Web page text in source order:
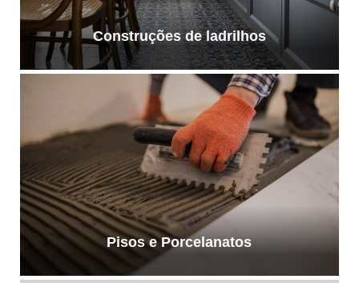
Construções de ladrilhos
Pisos e Porcelanatos